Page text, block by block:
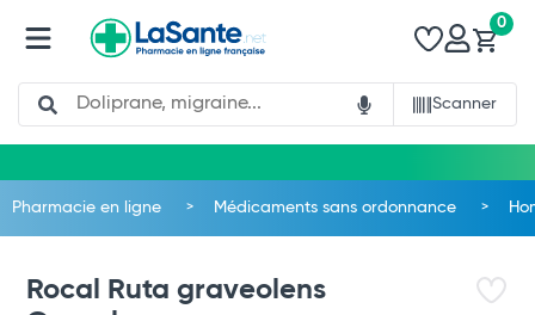
Search
Scanner
0
Pharmacie en ligne Médicaments sans ordonnance
Rocal Ruta graveolens